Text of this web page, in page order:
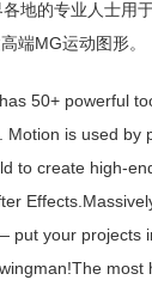
地的专业人士用
端MG运动图形。
50+ powerful
Motion is used by
to create high-
put your projects
most